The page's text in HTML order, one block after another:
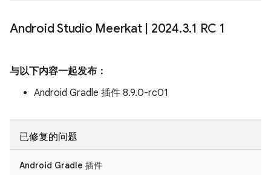
Android Studio Meerkat 2024.3.1 RC 1
与以下内容一起发布：
Android Gradle 插件 8.9.0-rc01
已修复的问题
Android Gradle 插件